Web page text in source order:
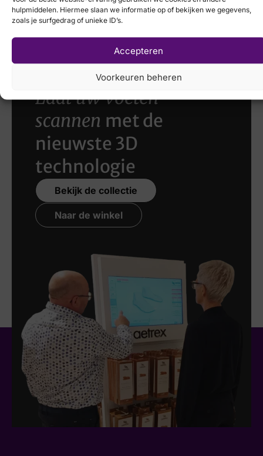
hulpmiddelen. Hiermee slaan we informatie op of bekijken we gegevens,
zoals je surfgedrag of unieke ID’s.
Accepteren
Voorkeuren beheren
€129,95€89,95
Laat uw voeten
scannen met de
nieuwste 3D
technologie
Bekijk de collectie
Naar de winkel